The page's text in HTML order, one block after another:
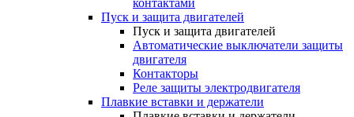
контактами
Пуск и защита двигателей
Пуск и защита двигателей
Автоматические выключатели защиты
двигателя
Контакторы
Реле защиты электродвигателя
Плавкие вставки и держатели